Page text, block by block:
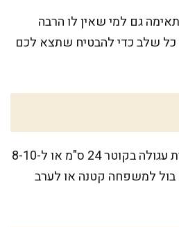
גם למי שאין לו הרבה
כל שלב כדי להבטיח שתצא לכם
המתכון הזה יספיק לתבנית עגולה בקוטר 24 ס"מ או ל-8-10
בול למשפחה קטנה או לערב